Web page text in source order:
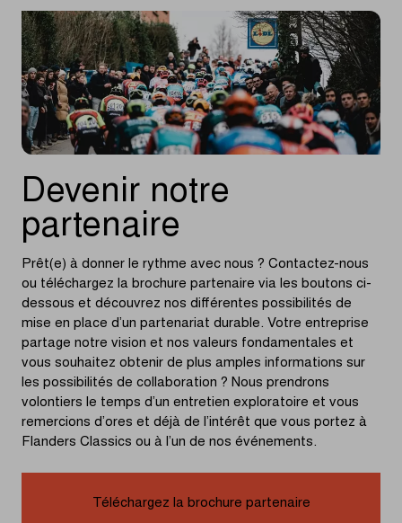
Devenir notre
partenaire
Prêt(e) à donner le rythme avec nous ? Contactez-nous
ou téléchargez la brochure partenaire via les boutons ci-
dessous et découvrez nos différentes possibilités de
mise en place d’un partenariat durable. Votre entreprise
partage notre vision et nos valeurs fondamentales et
vous souhaitez obtenir de plus amples informations sur
les possibilités de collaboration ? Nous prendrons
volontiers le temps d’un entretien exploratoire et vous
remercions d’ores et déjà de l’intérêt que vous portez à
Flanders Classics ou à l’un de nos événements.
Téléchargez la brochure partenaire